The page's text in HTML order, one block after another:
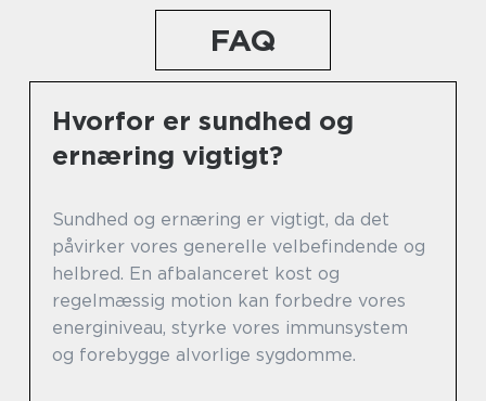
FAQ
Hvorfor er sundhed og
ernæring vigtigt?
Sundhed og ernæring er vigtigt, da det
påvirker vores generelle velbefindende og
helbred. En afbalanceret kost og
regelmæssig motion kan forbedre vores
energiniveau, styrke vores immunsystem
og forebygge alvorlige sygdomme.